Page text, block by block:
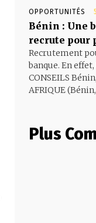
OPPORTUNITÉS
Bénin : Une
recrute pour
Recrutement
banque. En
CONSEILS
AFRIQUE
Plus